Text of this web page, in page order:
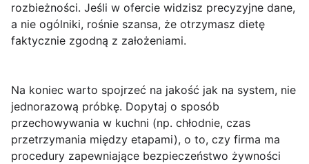
rozbieżności. Jeśli w ofercie widzisz precyzyjne dane,
a nie ogólniki, rośnie szansa, że otrzymasz dietę
faktycznie zgodną z założeniami.
Na koniec warto spojrzeć na jakość jak na system, nie
jednorazową próbkę. Dopytaj o sposób
przechowywania w kuchni (np. chłodnie, czas
przetrzymania między etapami), o to, czy firma ma
procedury zapewniające bezpieczeństwo żywności